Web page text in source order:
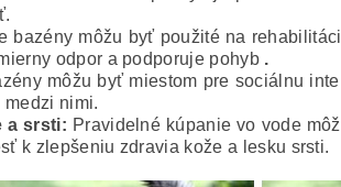
bazény môžu byť použité na
odpor a podporuje pohyb .
môžu byť miestom pre sociálnu
nimi.
a srsti: Pravidelné kúpanie vo vode
k zlepšeniu zdravia kože a lesku srsti.